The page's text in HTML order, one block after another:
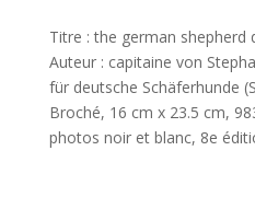
Titre : the german shepherd
Auteur : capitaine von
für deutsche Schäferhunde
Broché, 16 cm x 23.5 cm,
photos noir et blanc, 8e